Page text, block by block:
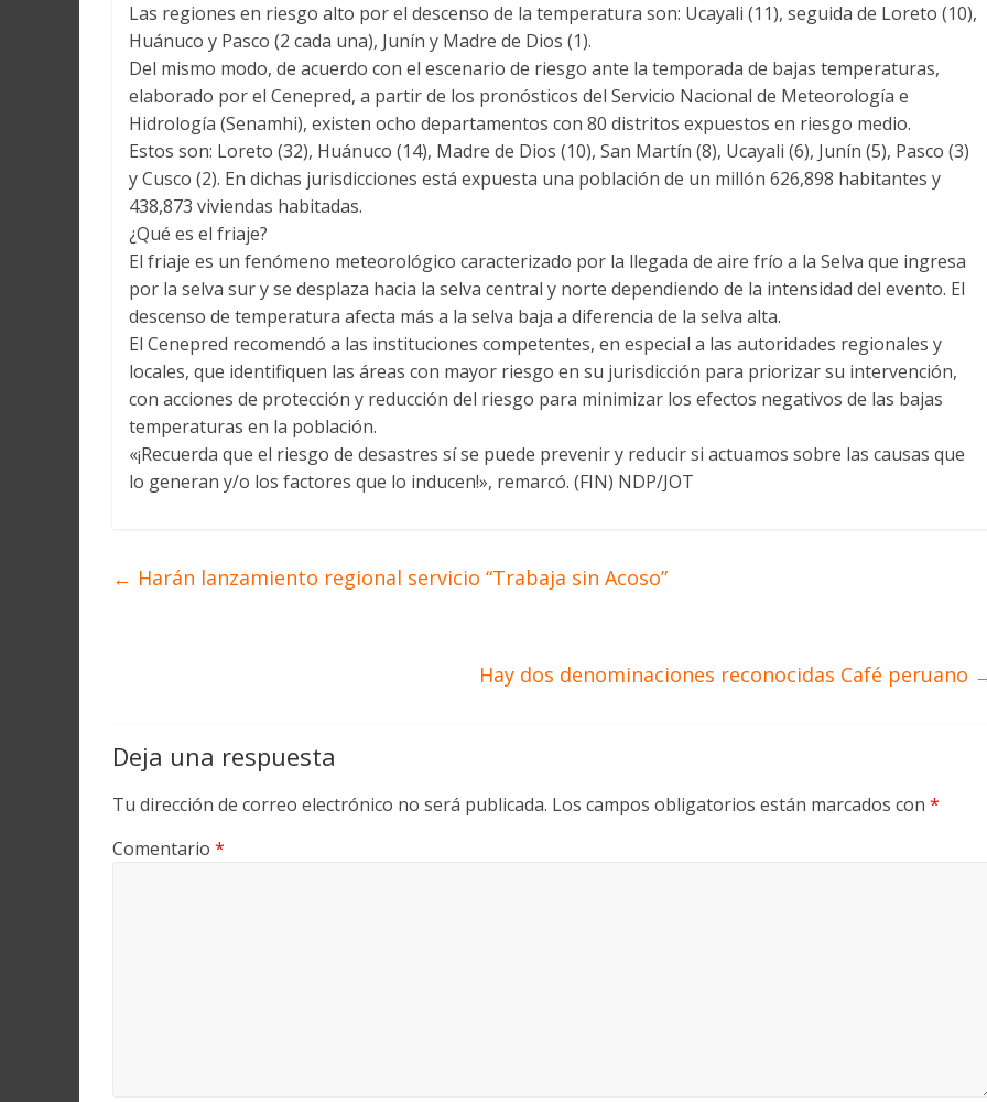
Las regiones en riesgo alto por el descenso de la temperatura son: Ucayali (11), seguida de Loreto (10),
Huánuco y Pasco (2 cada una), Junín y Madre de Dios (1).
Del mismo modo, de acuerdo con el escenario de riesgo ante la temporada de bajas temperaturas,
elaborado por el Cenepred, a partir de los pronósticos del Servicio Nacional de Meteorología e
Hidrología (Senamhi), existen ocho departamentos con 80 distritos expuestos en riesgo medio.
Estos son: Loreto (32), Huánuco (14), Madre de Dios (10), San Martín (8), Ucayali (6), Junín (5), Pasco (3)
y Cusco (2). En dichas jurisdicciones está expuesta una población de un millón 626,898 habitantes y
438,873 viviendas habitadas.
¿Qué es el friaje?
El friaje es un fenómeno meteorológico caracterizado por la llegada de aire frío a la Selva que ingresa
por la selva sur y se desplaza hacia la selva central y norte dependiendo de la intensidad del evento. El
descenso de temperatura afecta más a la selva baja a diferencia de la selva alta.
El Cenepred recomendó a las instituciones competentes, en especial a las autoridades regionales y
locales, que identifiquen las áreas con mayor riesgo en su jurisdicción para priorizar su intervención,
con acciones de protección y reducción del riesgo para minimizar los efectos negativos de las bajas
temperaturas en la población.
«¡Recuerda que el riesgo de desastres sí se puede prevenir y reducir si actuamos sobre las causas que
lo generan y/o los factores que lo inducen!», remarcó. (FIN) NDP/JOT
← Harán lanzamiento regional servicio “Trabaja sin Acoso”
Hay dos denominaciones reconocidas Café peruano
Deja una respuesta
Tu dirección de correo electrónico no será publicada. Los campos obligatorios están marcados con *
Comentario *